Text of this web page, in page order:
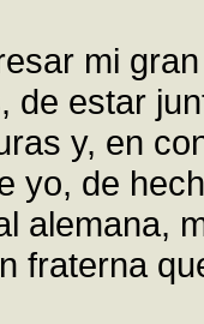
mi
de estar
y, en
yo, de
alemana,
fraterna